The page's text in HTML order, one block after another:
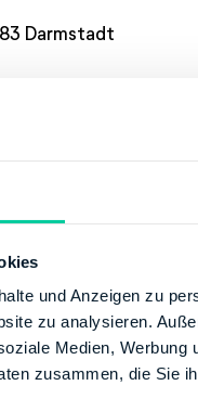
und Anzeigen zu
zu analysieren.
Medien,
zusammen, die Sie
Darmstadt
HESSEN-
Dieburg
BUNDESBANK